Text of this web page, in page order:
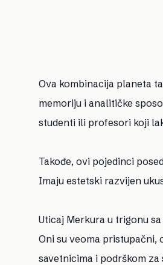
Ova kombinacija planeta
memoriju i analitičke
studenti ili profesori koji
Takođe, ovi pojedinci
Imaju estetski razvijen
Uticaj Merkura u trigonu
Oni su veoma pristupačni,
savetnicima i podrškom za